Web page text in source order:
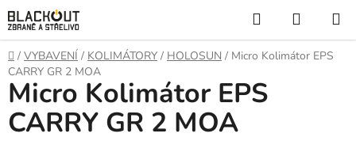
Přejít
na
obsah
Hledat
KOŠÍK
Domů
/ VYBAVENÍ / KOLIMÁTORY / HOLOSUN / Micro Kolimátor EPS
CARRY GR 2 MOA
Micro Kolimátor EPS
CARRY GR 2 MOA